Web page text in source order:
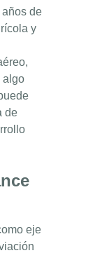
de
y
algo
de
eje